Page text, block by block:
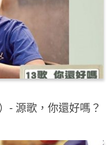
- 源歌，你還好嗎？